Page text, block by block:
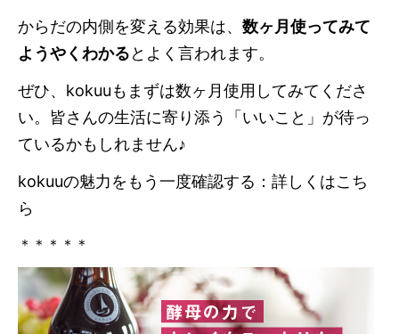
からだの内側を変える効果は、 数ヶ月使ってみて
ようやくわかるとよく言われます。
ぜひ、kokuuもまずは数ヶ月使用してみてくださ
い。皆さんの生活に寄り添う「いいこと」が待っ
ているかもしれません♪
kokuuの魅力をもう一度確認する： 詳しくはこち
ら
＊＊＊＊＊